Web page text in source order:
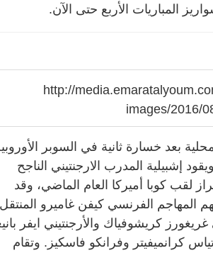
المباريات الأربع حتى الآن.
بعد خسارة ثانية في السوبر
الماضي. ويقود إشبيلية المدرب الارجنتيني الناجح
لقب كوبا أميركا العام الماضي، وقد
الفرنسي كيفن غاميرو المنتقل
كريشوفياك والأرجنتيني ايفر
كرانميفيتر وفرانكو فاسكيز. وتقام